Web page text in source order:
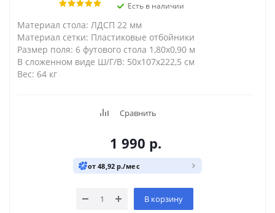
Есть в наличии
Материал стола: ЛДСП 22 мм
Материал сетки: Пластиковые отбойники
Размер поля: 6 футового стола 1,80х0,90 м
В сложенном виде Ш/Г/В: 50х107х222,5 см
Вес: 64 кг
Сравнить
1 990 р.
от 48,92 р./мес
В корзину